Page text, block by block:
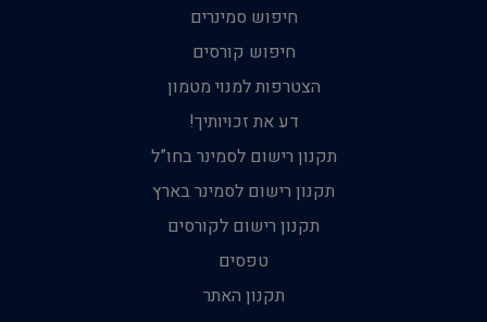
חיפוש סמינרים
חיפוש קורסים
הצטרפות למנוי מטמון
דע את זכויותיך!
תקנון רישום לסמינר בחו”ל
תקנון רישום לסמינר בארץ
תקנון רישום לקורסים
טפסים
תקנון האתר